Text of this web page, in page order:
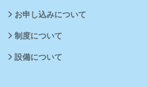
お申し込みについて
制度について
設備について